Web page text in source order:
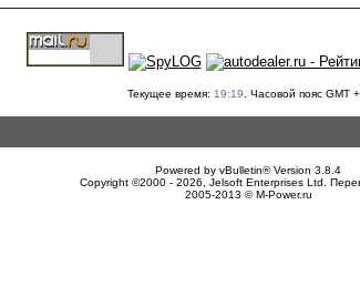
Текущее время: 19:19 . Часовой пояс GMT
Powered by vBulletin® Version 3.8.4
Copyright ©2000 - 2026, Jelsoft Enterprises Ltd.
2005-2013 © M-Power.ru